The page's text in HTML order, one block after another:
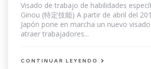
Visado de trabajo de habilidades
Ginou (特定技能) A partir de abril del
Japón pone en marcha un nuevo
atraer trabajadores...
CONTINUAR LEYENDO